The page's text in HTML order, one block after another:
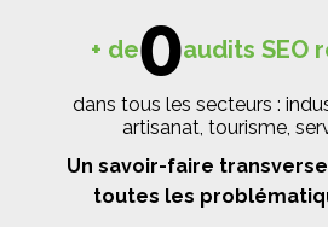
+ de0audits SEO
dans tous les secteurs :
artisanat, tourisme,
Un savoir-faire
toutes les